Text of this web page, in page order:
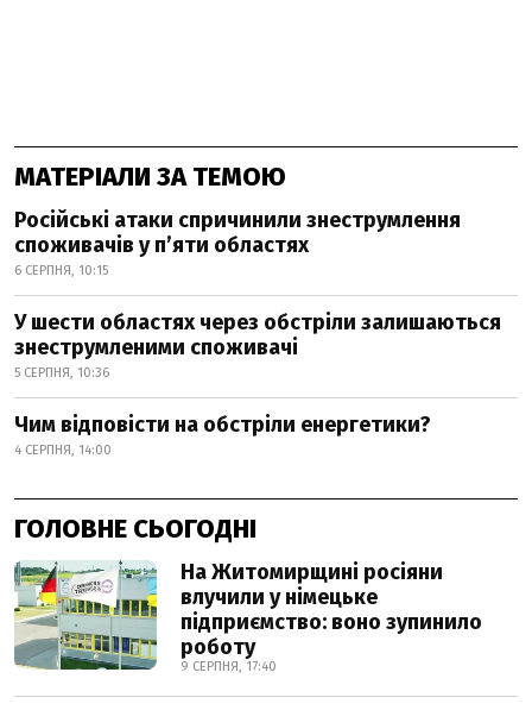
МАТЕРІАЛИ ЗА ТЕМОЮ
Російські атаки спричинили знеструмлення
споживачів у п’яти областях
6 СЕРПНЯ, 10:15
У шести областях через обстріли залишаються
знеструмленими споживачі
5 СЕРПНЯ, 10:36
Чим відповісти на обстріли енергетики?
4 СЕРПНЯ, 14:00
ГОЛОВНЕ СЬОГОДНІ
На Житомирщині росіяни
влучили у німецьке
підприємство: воно зупинило
роботу
9 СЕРПНЯ, 17:40